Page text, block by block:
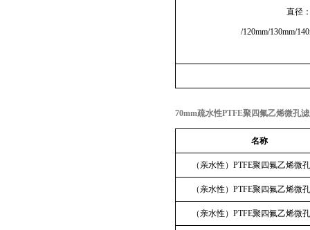
直径
/120mm/130mm/
70mm疏水性PTFE聚四氟乙烯微孔
名称
（亲水性）PTFE聚四氟乙烯微
（亲水性）PTFE聚四氟乙烯微
（亲水性）PTFE聚四氟乙烯微